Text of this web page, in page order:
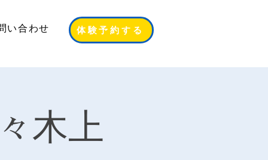
い合わせ 体験予約する
木上